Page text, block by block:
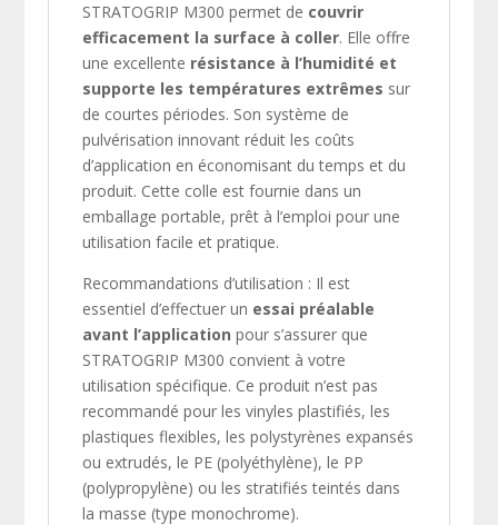
STRATOGRIP M300 permet de couvrir
efficacement la surface à coller. Elle offre
une excellente résistance à l’humidité et
supporte les températures extrêmes sur
de courtes périodes. Son système de
pulvérisation innovant réduit les coûts
d’application en économisant du temps et du
produit. Cette colle est fournie dans un
emballage portable, prêt à l’emploi pour une
utilisation facile et pratique.
Recommandations d’utilisation : Il est
essentiel d’effectuer un essai préalable
avant l’application pour s’assurer que
STRATOGRIP M300 convient à votre
utilisation spécifique. Ce produit n’est pas
recommandé pour les vinyles plastifiés, les
plastiques flexibles, les polystyrènes expansés
ou extrudés, le PE (polyéthylène), le PP
(polypropylène) ou les stratifiés teintés dans
la masse (type monochrome).